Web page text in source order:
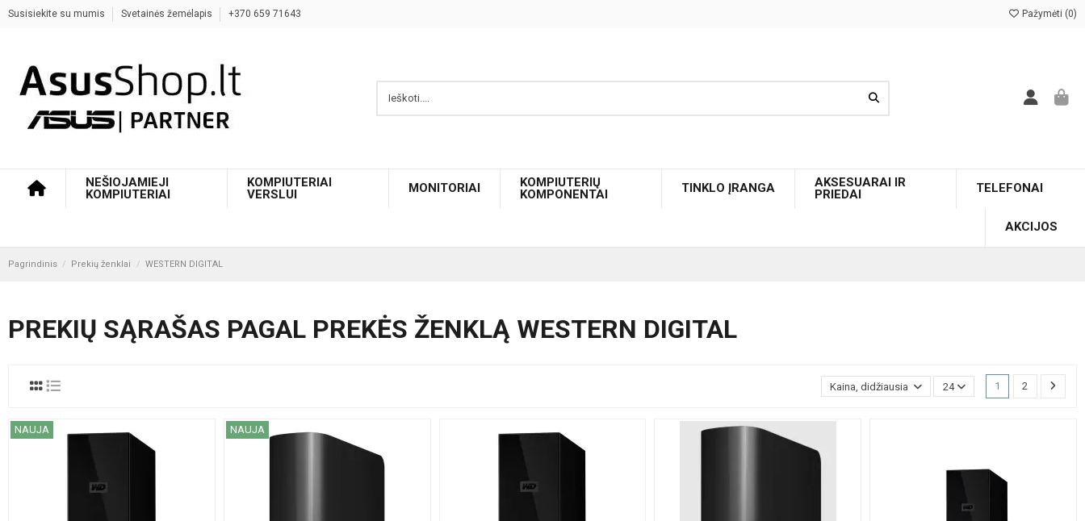
Susisiekite su mumis Svetainės žemėlapis +370 659 71643 Pažymėti (0)
NEŠIOJAMIEJI
KOMPIUTERIAI
KOMPIUTERIAI
VERSLUI
MONITORIAI
KOMPIUTERIŲ
KOMPONENTAI
TINKLO ĮRANGA
AKSESUARAI IR
PRIEDAI
TELEFONAI
AKCIJOS
Pagrindinis Prekių ženklai WESTERN DIGITAL
PREKIŲ SĄRAŠAS PAGAL PREKĖS ŽENKLĄ WESTERN DIGITAL
Kaina, didžiausia - mažiausia
24 1 2
NAUJA NAUJA